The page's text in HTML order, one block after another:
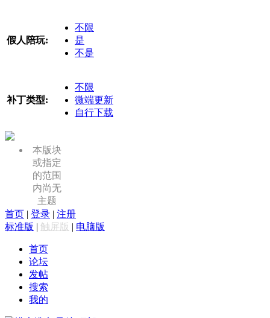
假人陪玩:
不限
是
不是
补丁类型:
不限
微端更新
自行下载
本版块
或指定
的范围
内尚无
主题
首页 | 登录 | 注册
标准版 | 触屏版 | 电脑版
首页
论坛
发帖
搜索
我的